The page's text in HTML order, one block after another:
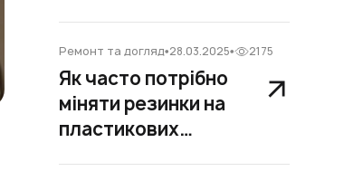
Ремонт та догляд 28.03.2025 2175
Як часто потрібно
міняти резинки на
пластикових